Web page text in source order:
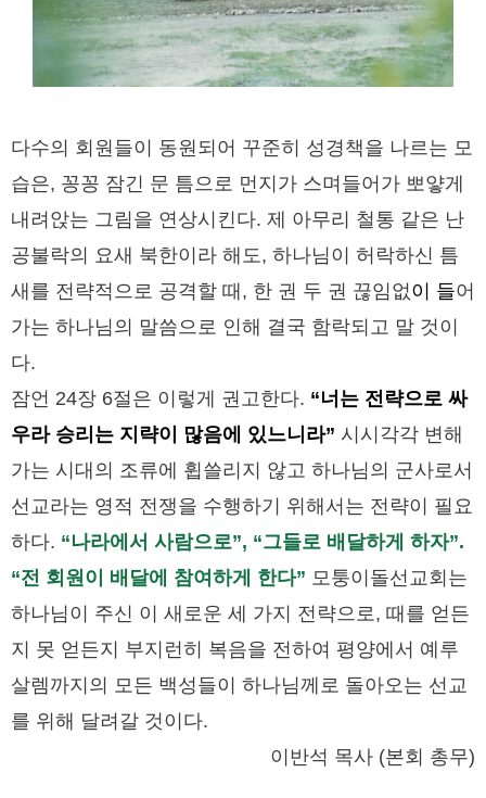
다수의 회원들이 동원되어 꾸준히 성경책을 나르는 모
습은, 꽁꽁 잠긴 문 틈으로 먼지가 스며들어가 뽀얗게
내려앉는 그림을 연상시킨다. 제 아무리 철통 같은 난
공불락의 요새 북한이라 해도, 하나님이 허락하신 틈
새를 전략적으로 공격할 때, 한 권 두 권 끊임없이 들어
가는 하나님의 말씀으로 인해 결국 함락되고 말 것이
다.
잠언 24장 6절은 이렇게 권고한다. “너는 전략으로 싸
우라 승리는 지략이 많음에 있느니라” 시시각각 변해
가는 시대의 조류에 휩쓸리지 않고 하나님의 군사로서
선교라는 영적 전쟁을 수행하기 위해서는 전략이 필요
하다. “나라에서 사람으로”, “그들로 배달하게 하자”.
“전 회원이 배달에 참여하게 한다” 모퉁이돌선교회는
하나님이 주신 이 새로운 세 가지 전략으로, 때를 얻든
지 못 얻든지 부지런히 복음을 전하여 평양에서 예루
살렘까지의 모든 백성들이 하나님께로 돌아오는 선교
를 위해 달려갈 것이다.
이반석 목사 (본회 총무)